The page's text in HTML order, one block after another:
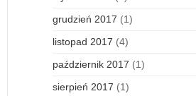
grudzień 2017 (1)
listopad 2017 (4)
październik 2017 (1)
sierpień 2017 (1)